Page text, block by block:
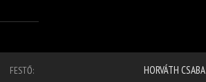
FESTŐ: HORVÁTH CSABA